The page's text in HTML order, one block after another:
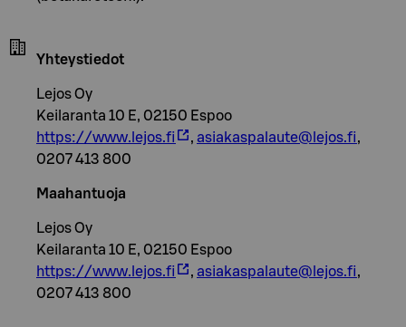
Yhteystiedot
Lejos Oy
Keilaranta 10 E, 02150 Espoo
https://www.lejos.fi
, asiakaspalaute@lejos.fi,
0207 413 800
Maahantuoja
Lejos Oy
Keilaranta 10 E, 02150 Espoo
https://www.lejos.fi
, asiakaspalaute@lejos.fi,
0207 413 800